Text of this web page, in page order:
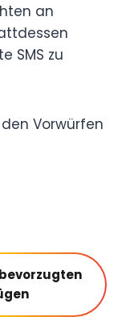
an
SMS zu
Vorwürfen